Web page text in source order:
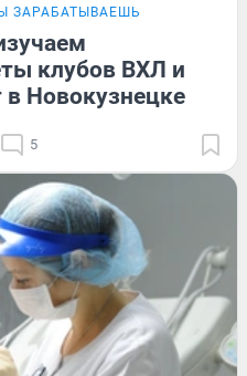
ЗАРАБАТЫВАЕШЬ
клубов ВХЛ и
в Новокузнецке
5